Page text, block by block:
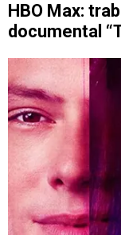
HBO Max:
documental